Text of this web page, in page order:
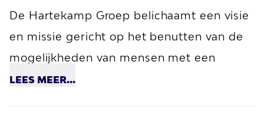
De Hartekamp Groep belichaamt een visie
en missie gericht op het benutten van de
mogelijkheden van mensen met een
verstandelijke beperking. Door het creëren
LEES MEER...